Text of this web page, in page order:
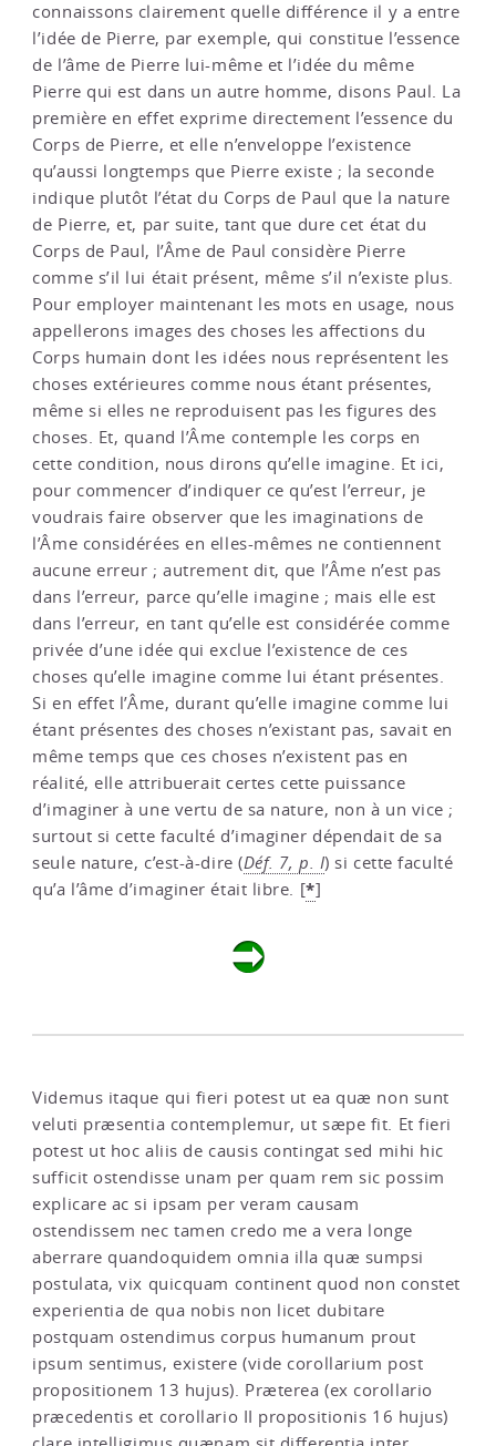
connaissons clairement quelle différence il y a entre
l’idée de Pierre, par exemple, qui constitue l’essence
de l’âme de Pierre lui-même et l’idée du même
Pierre qui est dans un autre homme, disons Paul. La
première en effet exprime directement l’essence du
Corps de Pierre, et elle n’enveloppe l’existence
qu’aussi longtemps que Pierre existe ; la seconde
indique plutôt l’état du Corps de Paul que la nature
de Pierre, et, par suite, tant que dure cet état du
Corps de Paul, l’Âme de Paul considère Pierre
comme s’il lui était présent, même s’il n’existe plus.
Pour employer maintenant les mots en usage, nous
appellerons images des choses les affections du
Corps humain dont les idées nous représentent les
choses extérieures comme nous étant présentes,
même si elles ne reproduisent pas les figures des
choses. Et, quand l’Âme contemple les corps en
cette condition, nous dirons qu’elle imagine. Et ici,
pour commencer d’indiquer ce qu’est l’erreur, je
voudrais faire observer que les imaginations de
l’Âme considérées en elles-mêmes ne contiennent
aucune erreur ; autrement dit, que l’Âme n’est pas
dans l’erreur, parce qu’elle imagine ; mais elle est
dans l’erreur, en tant qu’elle est considérée comme
privée d’une idée qui exclue l’existence de ces
choses qu’elle imagine comme lui étant présentes.
Si en effet l’Âme, durant qu’elle imagine comme lui
étant présentes des choses n’existant pas, savait en
même temps que ces choses n’existent pas en
réalité, elle attribuerait certes cette puissance
d’imaginer à une vertu de sa nature, non à un vice ;
surtout si cette faculté d’imaginer dépendait de sa
seule nature, c’est-à-dire (Déf. 7, p. I) si cette faculté
qu’a l’âme d’imaginer était libre. [*]
Videmus itaque qui fieri potest ut ea quæ non sunt
veluti præsentia contemplemur, ut sæpe fit. Et fieri
potest ut hoc aliis de causis contingat sed mihi hic
sufficit ostendisse unam per quam rem sic possim
explicare ac si ipsam per veram causam
ostendissem nec tamen credo me a vera longe
aberrare quandoquidem omnia illa quæ sumpsi
postulata, vix quicquam continent quod non constet
experientia de qua nobis non licet dubitare
postquam ostendimus corpus humanum prout
ipsum sentimus, existere (vide corollarium post
propositionem 13 hujus). Præterea (ex corollario
præcedentis et corollario II propositionis 16 hujus)